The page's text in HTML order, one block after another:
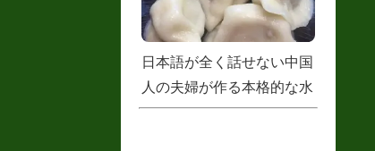
日本語が全く話せない中国
人の夫婦が作る本格的な水
餃子